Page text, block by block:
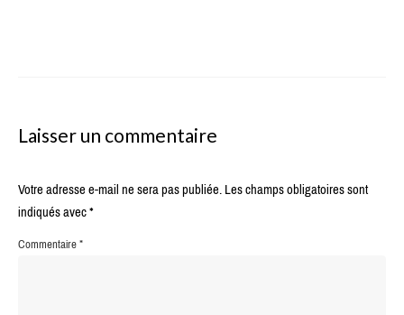
Laisser un commentaire
Votre adresse e-mail ne sera pas publiée.Les champs obligatoires sont
indiqués avec*
Commentaire*